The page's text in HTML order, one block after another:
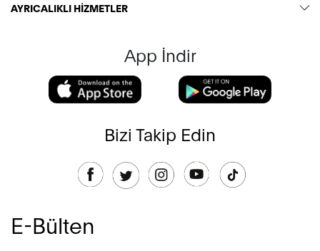
AYRICALIKLI HİZMETLER
App İndir
Bizi Takip Edin
E-Bülten